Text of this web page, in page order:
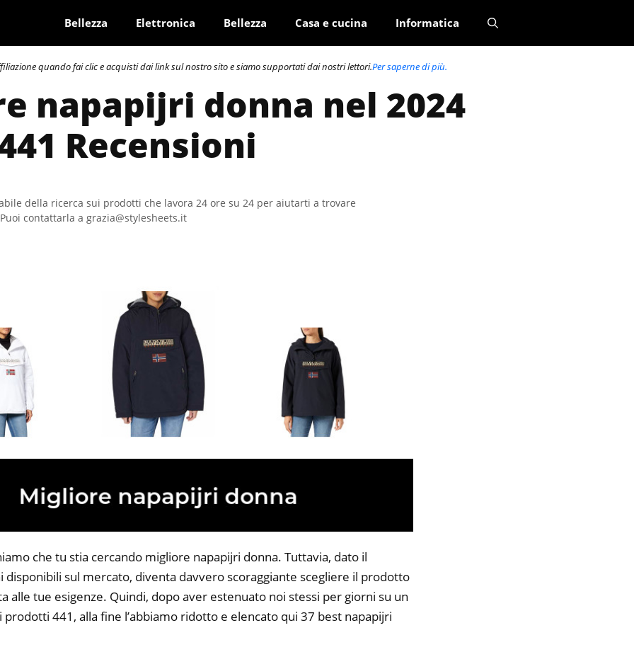
Bellezza Elettronica Bellezza Casa e cucina Informatica
quando fai clic e acquisti dai link sul nostro sito e siamo supportati dai nostri lettori.Per saperne di più.
napapijri donna nel 2024
Recensioni
della ricerca sui prodotti che lavora 24 ore su 24 per aiutarti a trovare
contattarla a grazia@stylesheets.it
che tu stia cercando migliore napapijri donna. Tuttavia, dato il
disponibili sul mercato, diventa davvero scoraggiante scegliere il prodotto
alle tue esigenze. Quindi, dopo aver estenuato noi stessi per giorni su un
441, alla fine l’abbiamo ridotto e elencato qui 37 best napapijri